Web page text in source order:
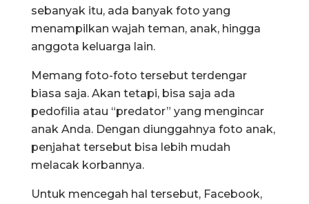
sebanyak itu, ada banyak foto yang
menampilkan wajah teman, anak, hingga
anggota keluarga lain.
Memang foto-foto tersebut terdengar
biasa saja. Akan tetapi, bisa saja ada
pedofilia atau “predator” yang mengincar
anak Anda. Dengan diunggahnya foto anak,
penjahat tersebut bisa lebih mudah
melacak korbannya.
Untuk mencegah hal tersebut, Facebook,